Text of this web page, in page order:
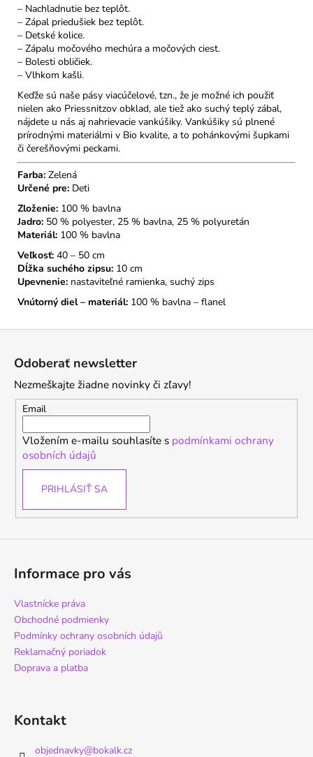
– Nachladnutie bez teplôt.
– Zápal priedušiek bez teplôt.
– Detské kolice.
– Zápalu močového mechúra a močových ciest.
– Bolesti obličiek.
– Vlhkom kašli.
Keďže sú naše pásy viacúčelové, tzn., že je možné ich použiť
nielen ako Priessnitzov obklad, ale tiež ako suchý teplý zábal,
nájdete u nás aj nahrievacie vankúšiky. Vankúšiky sú plnené
prírodnými materiálmi v Bio kvalite, a to pohánkovými šupkami
či čerešňovými peckami.
Farba: Zelená
Určené pre: Deti
Zloženie: 100 % bavlna
Jadro: 50 % polyester, 25 % bavlna, 25 % polyuretán
Materiál: 100 % bavlna
Veľkosť: 40 – 50 cm
Dĺžka suchého zipsu: 10 cm
Upevnenie: nastaviteľné ramienka, suchý zips
Vnútorný diel – materiál: 100 % bavlna – flanel
Odoberať newsletter
Nezmeškajte žiadne novinky či zľavy!
Email
Vložením e-mailu souhlasíte s podmínkami ochrany
osobních údajů
PRIHLÁSIŤ SA
Informace pro vás
Vlastnícke práva
Obchodné podmienky
Podmínky ochrany osobních údajů
Reklamačný poriadok
Doprava a platba
Kontakt
objednavky@bokalk.cz